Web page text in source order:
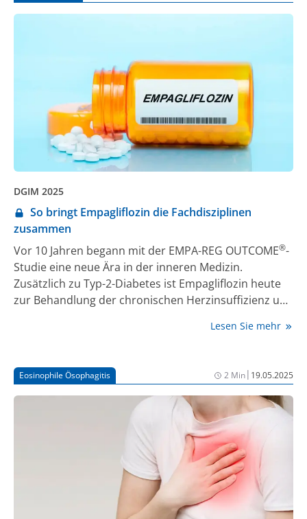
DGIM 2025
So bringt Empagliflozin die Fachdisziplinen
zusammen
Vor 10 Jahren begann mit der EMPA-REG OUTCOME®-
Studie eine neue Ära in der inneren Medizin.
Zusätzlich zu Typ-2-Diabetes ist Empagliflozin heute
zur Behandlung der chronischen Herzinsuffizienz und
Fazit auf einer Jubiläumsveranstaltung auf dem DGIM:
Inhibitoren (SGLT2i) und GLP-1-Rezeptor-Agonisten
(GLP1-RA) rücken die Fachgebiete näher zusammen –
es gibt aber noch viel tun.
Lesen Sie mehr
Eosinophile Ösophagitis 2 Min| 19.05.2025